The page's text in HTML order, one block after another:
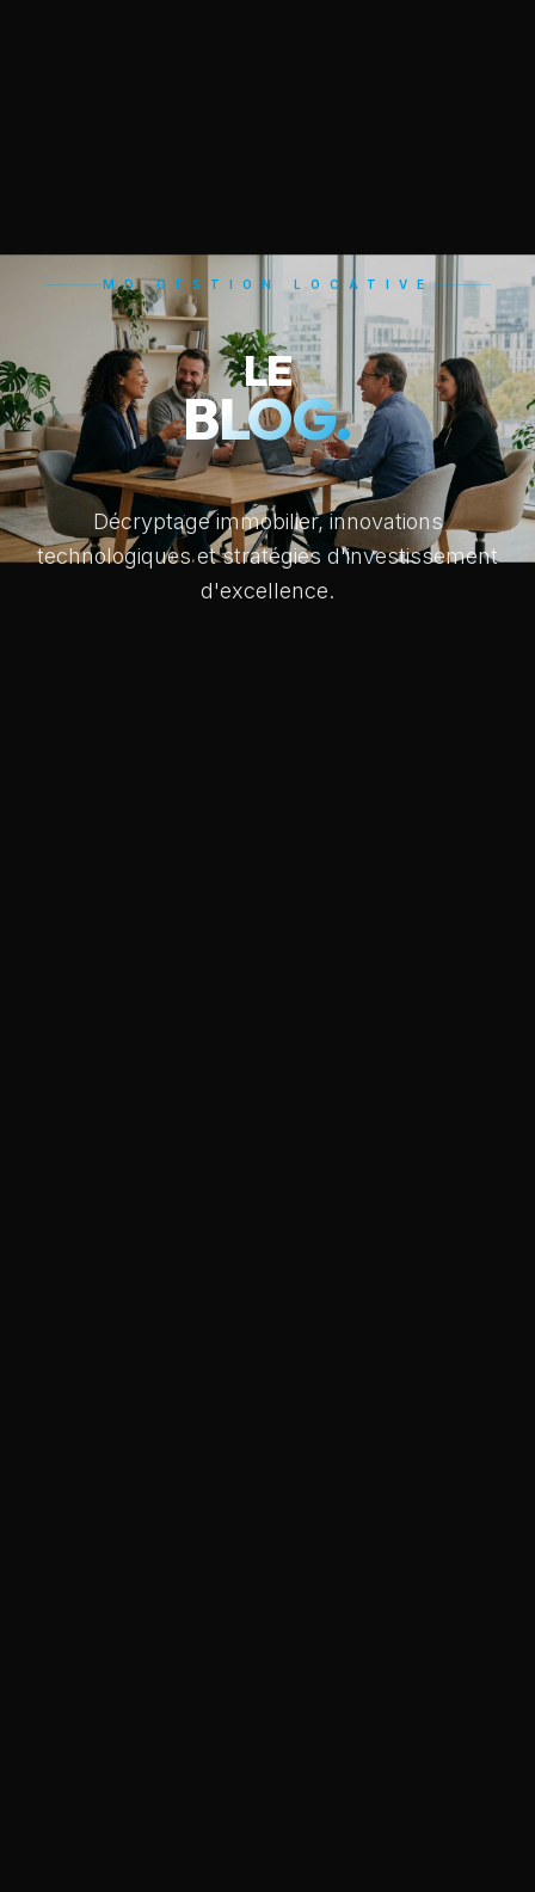
MD GESTION LOCATIVE
LE
BLOG.
Décryptage immobilier, innovations
technologiques et stratégies d'investissement
d'excellence.